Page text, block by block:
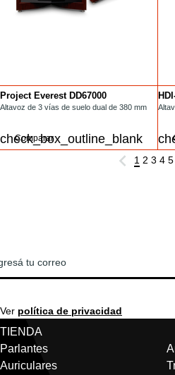
Project Everest DD67000
/floorstanding/DD67000RW-.html
Altavoz de 3 vías de suelo dual de 380 mm
Comparar
/
1 2 3 4 5
Ver política de privacidad
TIENDA
Parlantes
Auriculares